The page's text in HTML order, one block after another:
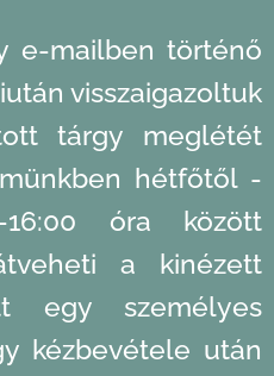
e-mailben történő
visszaigazoltuk
tárgy meglétét
hétfőtől -
16:00 óra között
a kinézett
egy személyes
kézbevétele után